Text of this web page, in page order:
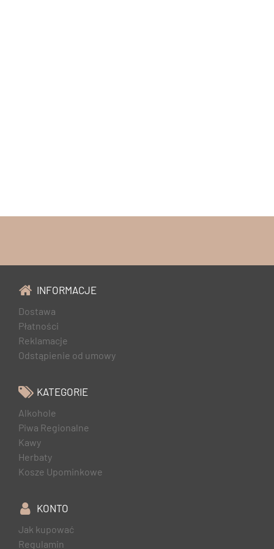
INFORMACJE
Dostawa
Płatności
Reklamacje
Odstąpienie od umowy
KATEGORIE
Alkohole
Piwa Regionalne
Kawy
Herbaty
Kosze Upominkowe
KONTO
Jak kupować
Regulamin